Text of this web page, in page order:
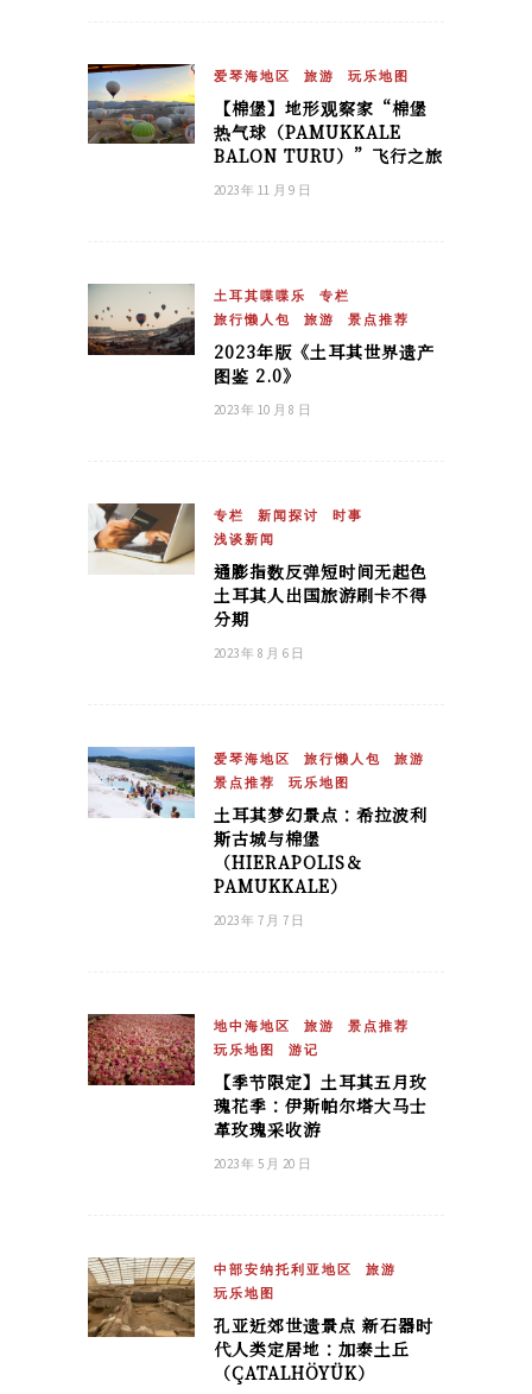
爱琴海地区 旅游 玩乐地图
【棉堡】地形观察家“棉堡
热气球（PAMUKKALE
BALON TURU）”飞行之旅
2023 年 11 月 9 日
土耳其喋喋乐
专栏
旅行懒人包
旅游 景点推荐
2023年版《土耳其世界遗产
图鉴 2.0》
2023 年 10 月 8 日
专栏 新闻探讨
时事
浅谈新闻
通膨指数反弹短时间无起色
土耳其人出国旅游刷卡不得
分期
2023 年 8 月 6 日
爱琴海地区 旅行懒人包
旅游
景点推荐
玩乐地图
土耳其梦幻景点：希拉波利
斯古城与棉堡
（HIERAPOLIS＆
PAMUKKALE）
2023 年 7 月 7 日
地中海地区 旅游
景点推荐
玩乐地图
游记
【季节限定】土耳其五月玫
瑰花季：伊斯帕尔塔大马士
革玫瑰采收游
2023 年 5 月 20 日
中部安纳托利亚地区
旅游
玩乐地图
孔亚近郊世遗景点 新石器时
代人类定居地：加泰土丘
（ÇATALHÖYÜK）